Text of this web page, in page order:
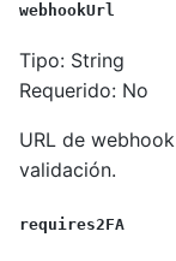
webhookUrl
Tipo: String
Requerido: No
URL de
validación.
requires2FA